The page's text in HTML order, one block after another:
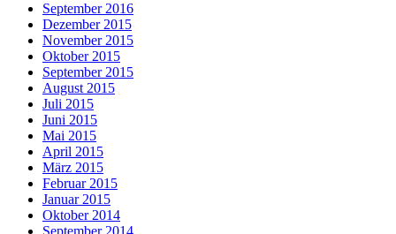
September 2016
Dezember 2015
November 2015
Oktober 2015
September 2015
August 2015
Juli 2015
Juni 2015
Mai 2015
April 2015
März 2015
Februar 2015
Januar 2015
Oktober 2014
September 2014